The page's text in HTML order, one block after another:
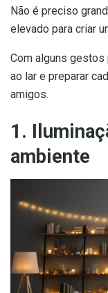
Não é preciso
elevado para criar
Com alguns
ao lar e preparar
amigos.
1.
ambiente